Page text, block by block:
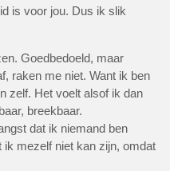
is voor jou. Dus ik slik
Goedbedoeld, maar
raken me niet. Want ik ben
zelf. Het voelt alsof ik dan
breekbaar.
dat ik niemand ben
ik mezelf niet kan zijn, omdat